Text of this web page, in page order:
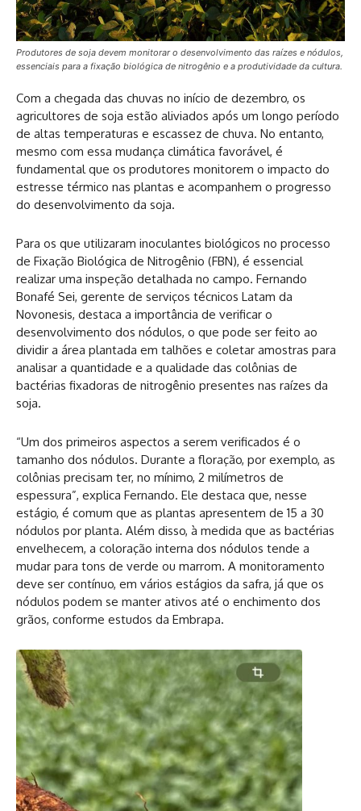
Produtores de soja devem monitorar o desenvolvimento das raízes e nódulos,
essenciais para a fixação biológica de nitrogênio e a produtividade da cultura.
Com a chegada das chuvas no início de dezembro, os
agricultores de soja estão aliviados após um longo período
de altas temperaturas e escassez de chuva. No entanto,
mesmo com essa mudança climática favorável, é
fundamental que os produtores monitorem o impacto do
estresse térmico nas plantas e acompanhem o progresso
do desenvolvimento da soja.
Para os que utilizaram inoculantes biológicos no processo
de Fixação Biológica de Nitrogênio (FBN), é essencial
realizar uma inspeção detalhada no campo. Fernando
Bonafé Sei, gerente de serviços técnicos Latam da
Novonesis, destaca a importância de verificar o
desenvolvimento dos nódulos, o que pode ser feito ao
dividir a área plantada em talhões e coletar amostras para
analisar a quantidade e a qualidade das colônias de
bactérias fixadoras de nitrogênio presentes nas raízes da
soja.
“Um dos primeiros aspectos a serem verificados é o
tamanho dos nódulos. Durante a floração, por exemplo, as
colônias precisam ter, no mínimo, 2 milímetros de
espessura”, explica Fernando. Ele destaca que, nesse
estágio, é comum que as plantas apresentem de 15 a 30
nódulos por planta. Além disso, à medida que as bactérias
envelhecem, a coloração interna dos nódulos tende a
mudar para tons de verde ou marrom. A monitoramento
deve ser contínuo, em vários estágios da safra, já que os
nódulos podem se manter ativos até o enchimento dos
grãos, conforme estudos da Embrapa.